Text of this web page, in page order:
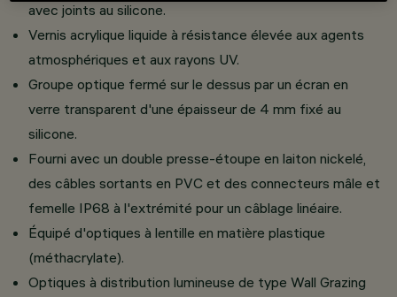
avec joints au silicone.
Vernis acrylique liquide à résistance élevée aux agents
atmosphériques et aux rayons UV.
Groupe optique fermé sur le dessus par un écran en
verre transparent d'une épaisseur de 4 mm fixé au
silicone.
Fourni avec un double presse-étoupe en laiton nickelé,
des câbles sortants en PVC et des connecteurs mâle et
femelle IP68 à l'extrémité pour un câblage linéaire.
Équipé d'optiques à lentille en matière plastique
(méthacrylate).
Optiques à distribution lumineuse de type Wall Grazing